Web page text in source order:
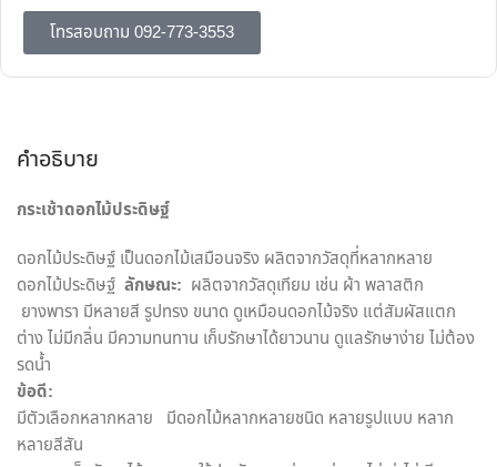
โทรสอบถาม 092-773-3553
คำอธิบาย
กระเช้าดอกไม้ประดิษฐ์
ดอกไม้ประดิษฐ์ เป็นดอกไม้เสมือนจริง ผลิตจากวัสดุที่หลากหลาย
ดอกไม้ประดิษฐ์ ลักษณะ: ผลิตจากวัสดุเทียม เช่น ผ้า พลาสติก
ยางพารา มีหลายสี รูปทรง ขนาด ดูเหมือนดอกไม้จริง แต่สัมผัสแตก
ต่าง ไม่มีกลิ่น มีความทนทาน เก็บรักษาได้ยาวนาน ดูแลรักษาง่าย ไม่ต้อง
รดน้ำ
ข้อดี:
มีตัวเลือกหลากหลาย มีดอกไม้หลากหลายชนิด หลายรูปแบบ หลาก
หลายสีสัน